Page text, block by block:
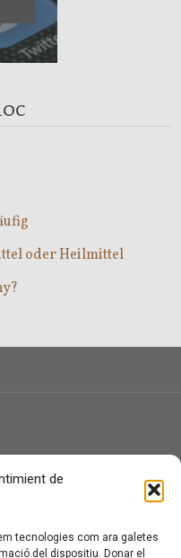
de
tecnologies com ara galetes
del dispositiu. Donar el
oder Heilmittel